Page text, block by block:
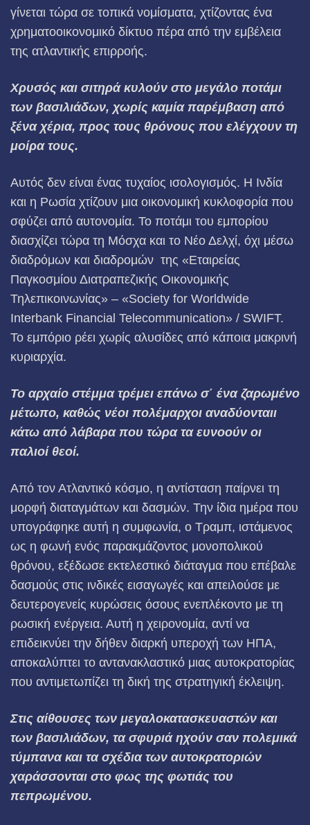
γίνεται τώρα σε τοπικά νομίσματα, χτίζοντας ένα
χρηματοοικονομικό δίκτυο πέρα από την εμβέλεια
της ατλαντικής επιρροής.
Χρυσός και σιτηρά κυλούν στο μεγάλο ποτάμι
των βασιλιάδων, χωρίς καμία παρέμβαση από
ξένα χέρια, προς τους θρόνους που ελέγχουν τη
μοίρα τους.
Αυτός δεν είναι ένας τυχαίος ισολογισμός. Η Ινδία
και η Ρωσία χτίζουν μια οικονομική κυκλοφορία που
σφύζει από αυτονομία. Το ποτάμι του εμπορίου
διασχίζει τώρα τη Μόσχα και το Νέο Δελχί, όχι μέσω
διαδρόμων και διαδρομών της «Εταιρείας
Παγκοσμίου Διατραπεζικής Οικονομικής
Τηλεπικοινωνίας» – «Society for Worldwide
Interbank Financial Telecommunication» / SWIFT.
Το εμπόριο ρέει χωρίς αλυσίδες από κάποια μακρινή
κυριαρχία.
Το αρχαίο στέμμα τρέμει επάνω σ΄ ένα ζαρωμένο
μέτωπο, καθώς νέοι πολέμαρχοι αναδύονταιι
κάτω από λάβαρα που τώρα τα ευνοούν οι
παλιοί θεοί.
Από τον Ατλαντικό κόσμο, η αντίσταση παίρνει τη
μορφή διαταγμάτων και δασμών. Την ίδια ημέρα που
υπογράφηκε αυτή η συμφωνία, ο Τραμπ, ιστάμενος
ως η φωνή ενός παρακμάζοντος μονοπολικού
θρόνου, εξέδωσε εκτελεστικό διάταγμα που επέβαλε
δασμούς στις ινδικές εισαγωγές και απειλούσε με
δευτερογενείς κυρώσεις όσους ενεπλέκοντο με τη
ρωσική ενέργεια. Αυτή η χειρονομία, αντί να
επιδεικνύει την δήθεν διαρκή υπεροχή των ΗΠΑ,
αποκαλύπτει το αντανακλαστικό μιας αυτοκρατορίας
που αντιμετωπίζει τη δική της στρατηγική έκλειψη.
Στις αίθουσες των μεγαλοκατασκευαστών και
των βασιλιάδων, τα σφυριά ηχούν σαν πολεμικά
τύμπανα και τα σχέδια των αυτοκρατοριών
χαράσσονται στο φως της φωτιάς του
πεπρωμένου.